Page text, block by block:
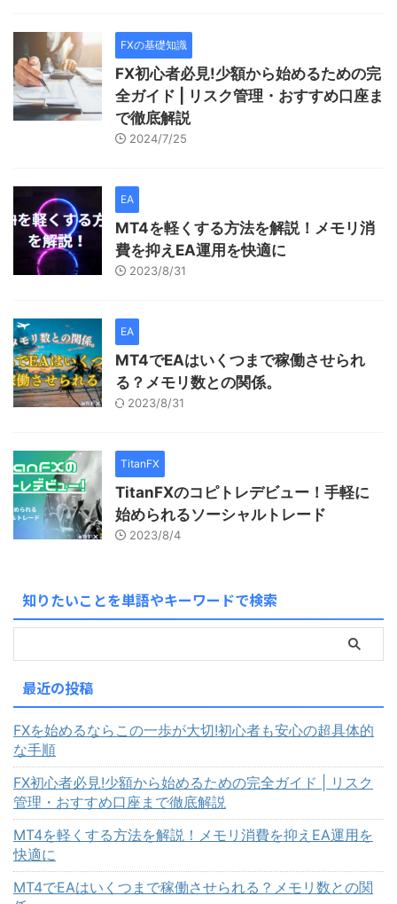
FXの基礎知識
FX初心者必見!少額から始めるための完
全ガイド | リスク管理・おすすめ口座ま
で徹底解説
2024/7/25
EA
MT4を軽くする方法を解説！メモリ消
費を抑えEA運用を快適に
2023/8/31
EA
MT4でEAはいくつまで稼働させられ
る？メモリ数との関係。
2023/8/31
TitanFX
TitanFXのコピトレデビュー！手軽に
始められるソーシャルトレード
2023/8/4
知りたいことを単語やキーワードで検索
最近の投稿
FXを始めるならこの一歩が大切!初心者も安心の超具体的
な手順
FX初心者必見!少額から始めるための完全ガイド | リスク
管理・おすすめ口座まで徹底解説
MT4を軽くする方法を解説！メモリ消費を抑えEA運用を
快適に
MT4でEAはいくつまで稼働させられる？メモリ数との関